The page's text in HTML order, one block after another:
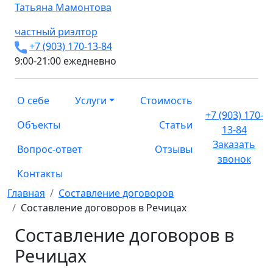
Татьяна Мамонтова
частный риэлтор
+7 (903) 170-13-84
9:00-21:00 ежедневно
О себе Услуги
Стоимость
Объекты
Статьи
Вопрос-ответ
Отзывы
Контакты
+7 (903) 170-
13-84
Заказать
звонок
Главная
Составление договоров
Составление договоров в Речицах
Составление договоров в
Речицах